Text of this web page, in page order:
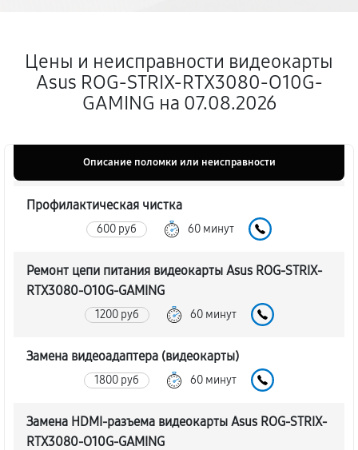
Цены и неисправности видеокарты
Asus ROG-STRIX-RTX3080-O10G-
GAMING на 07.08.2026
Описание поломки или неисправности
Профилактическая чистка
600 руб 60 минут
Ремонт цепи питания видеокарты Asus ROG-STRIX-
RTX3080-O10G-GAMING
1200 руб 60 минут
Замена видеоадаптера (видеокарты)
1800 руб 60 минут
Замена HDMI-разъема видеокарты Asus ROG-STRIX-
RTX3080-O10G-GAMING